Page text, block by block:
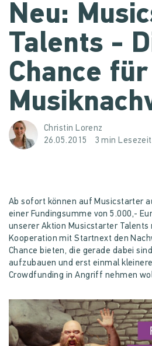
Neu:
Talents -
Chance
Christin Lorenz
26.05.2015
3 min Lesezeit
Ab sofort können auf Musicstarter
einer Fundingsumme von 5.000,-
unserer Aktion Musicstarter Talents
Kooperation mit Startnext den
Chance bieten, die gerade dabei
aufzubauen und erst einmal
Crowdfunding in Angriff nehmen